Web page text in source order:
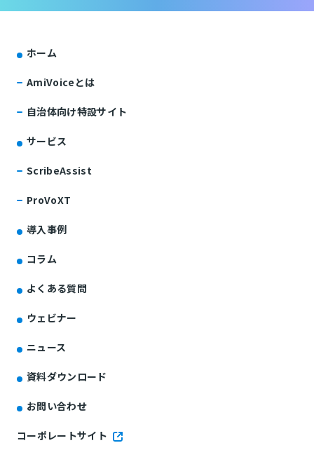
ホーム
AmiVoiceとは
自治体向け特設サイト
サービス
ScribeAssist
ProVoXT
導入事例
コラム
よくある質問
ウェビナー
ニュース
資料ダウンロード
お問い合わせ
コーポレートサイト